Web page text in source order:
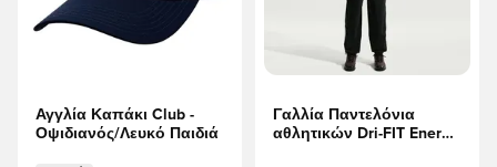
Αγγλία Καπάκι Club -
Οψιδιανός/Λευκό Παιδιά
Γαλλία Παντελόνια
αθλητικών Dri-FIT Energy